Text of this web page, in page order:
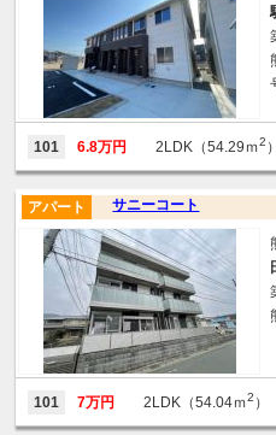
101 6.8万円 2LDK（54.29ｍ2 ）
サニーコート
アパート
101 7万円 2LDK（54.04ｍ2 ）